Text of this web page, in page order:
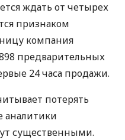
ждать от четырех
признаком
компания
предварительных
24 часа продажи.
потерять
аналитики
существенными.